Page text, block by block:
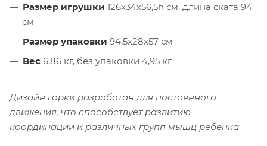
Размер игрушки 126х34х56,5h см, длина ската 94
см
Размер упаковки 94,5х28х57 см
Вес 6,86 кг, без упаковки 4,95 кг
Дизайн горки разработан для постоянного
движения, что способствует развитию
координации и различных групп мышц ребенка